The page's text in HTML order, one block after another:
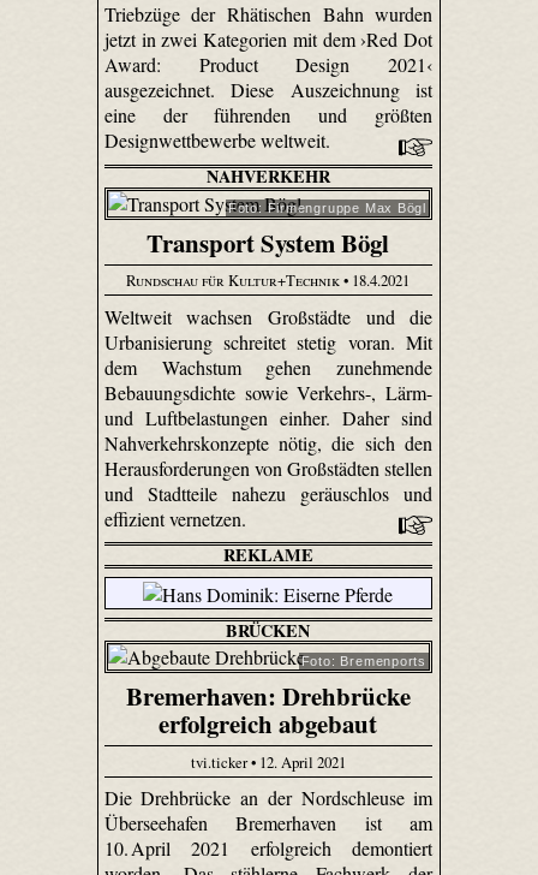
Triebzüge der Rhätischen Bahn wurden
jetzt in zwei Kategorien mit dem ›Red Dot
Award: Product Design 2021‹
ausgezeichnet. Diese Auszeichnung ist
eine der führenden und größten
Designwettbewerbe weltweit.
NAHVERKEHR
Foto: Firmengruppe Max Bögl
Transport System Bögl
Rundschau für Kultur+Technik• 18.4.2021
Weltweit wachsen Großstädte und die
Urbanisierung schreitet stetig voran. Mit
dem Wachstum gehen zunehmende
Bebauungsdichte sowie Verkehrs-, Lärm-
und Luftbelastungen einher. Daher sind
Nahverkehrskonzepte nötig, die sich den
Herausforderungen von Großstädten stellen
und Stadtteile nahezu geräuschlos und
effizient vernetzen.
REKLAME
BRÜCKEN
Foto: Bremenports
Bremerhaven: Drehbrücke
erfolgreich abgebaut
tvi.ticker • 12. April 2021
Die Drehbrücke an der Nordschleuse im
Überseehafen Bremerhaven ist am
10. April 2021 erfolgreich demontiert